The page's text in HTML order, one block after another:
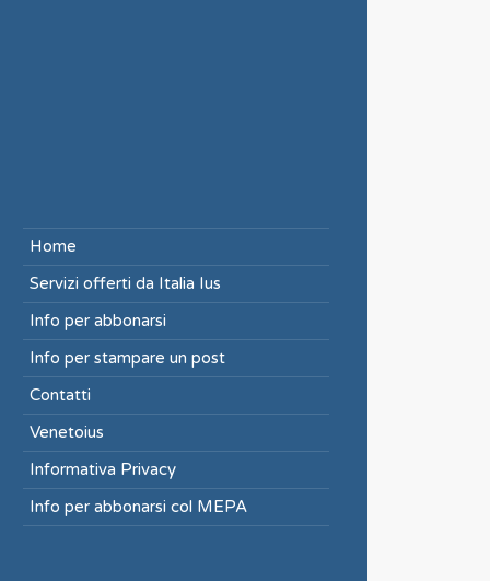
Home
Servizi offerti da Italia Ius
Info per abbonarsi
Info per stampare un post
Contatti
Venetoius
Informativa Privacy
Info per abbonarsi col MEPA